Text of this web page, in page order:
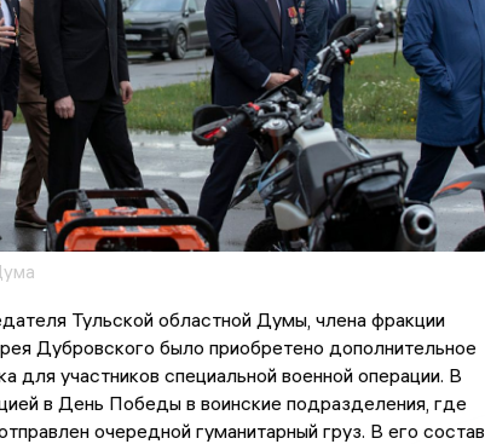
Тульской областной Думы, члена фракции
Дубровского было приобретено дополнительное
для участников специальной военной операции. В
в День Победы в воинские подразделения, где
очередной гуманитарный груз. В его состав